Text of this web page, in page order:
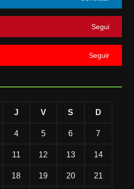
Segui
Seguir
J V S D
4 5 6 7
11 12 13 14
18 19 20 21